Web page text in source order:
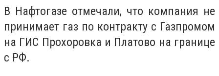
В Нафтогазе отмечали, что компания не
принимает газ по контракту с Газпромом
на ГИС Прохоровка и Платово на границе
с РФ.